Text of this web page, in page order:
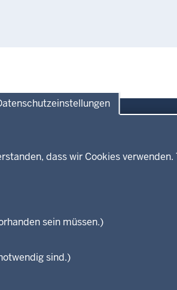
dass wir Cookies
sein müssen.)
sind.)